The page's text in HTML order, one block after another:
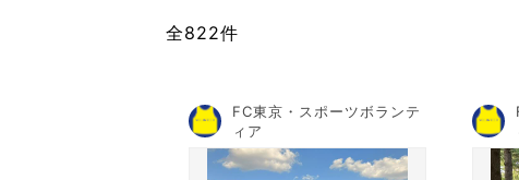
全822件
FC東京・スポーツボランテ
ィア